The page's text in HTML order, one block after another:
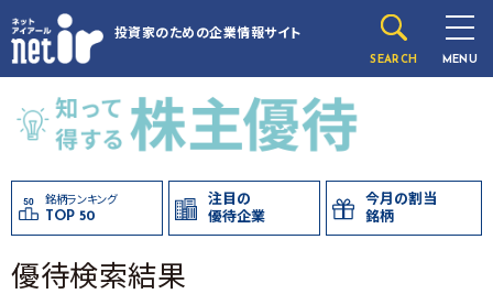
投資家のための企業情報サイト
SEARCH MENU
銘柄ランキング
TOP 50
注目の
優待企業
今月の割当
銘柄
優待検索結果